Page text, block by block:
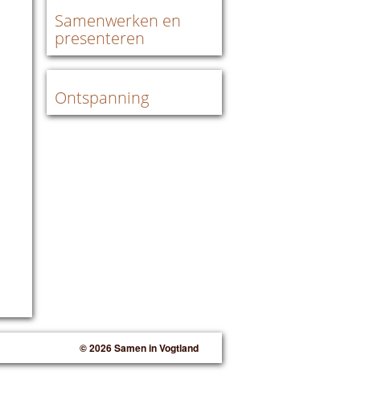
Samenwerken en
presenteren
Ontspanning
© 2026 Samen in Vogtland